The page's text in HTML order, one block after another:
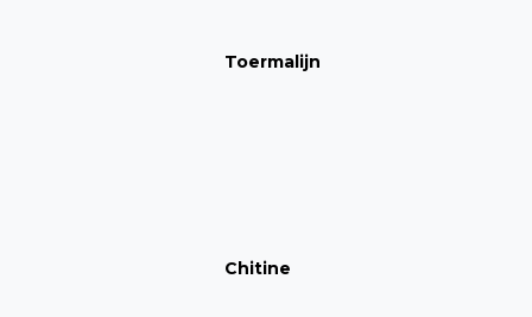
Toermalijn
Chitine